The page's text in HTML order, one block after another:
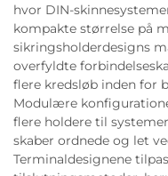
hvor DIN-
kompakte størrelse på
sikringsholderdesigns
overfyldte
flere kredsløb inden for
Modulære
flere holdere til
skaber ordnede og let
Terminaldesignene